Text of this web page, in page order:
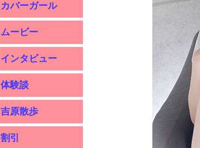
カバーガール
ムービー
インタビュー
体験談
吉原散歩
割引